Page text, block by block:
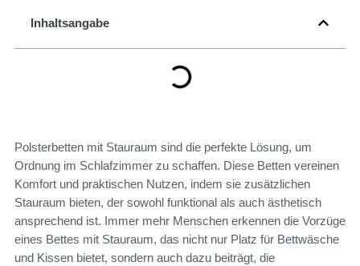
Inhaltsangabe
Polsterbetten mit Stauraum sind die perfekte Lösung, um
Ordnung im Schlafzimmer zu schaffen. Diese Betten vereinen
Komfort und praktischen Nutzen, indem sie zusätzlichen
Stauraum bieten, der sowohl funktional als auch ästhetisch
ansprechend ist. Immer mehr Menschen erkennen die Vorzüge
eines Bettes mit Stauraum, das nicht nur Platz für Bettwäsche
und Kissen bietet, sondern auch dazu beiträgt, die